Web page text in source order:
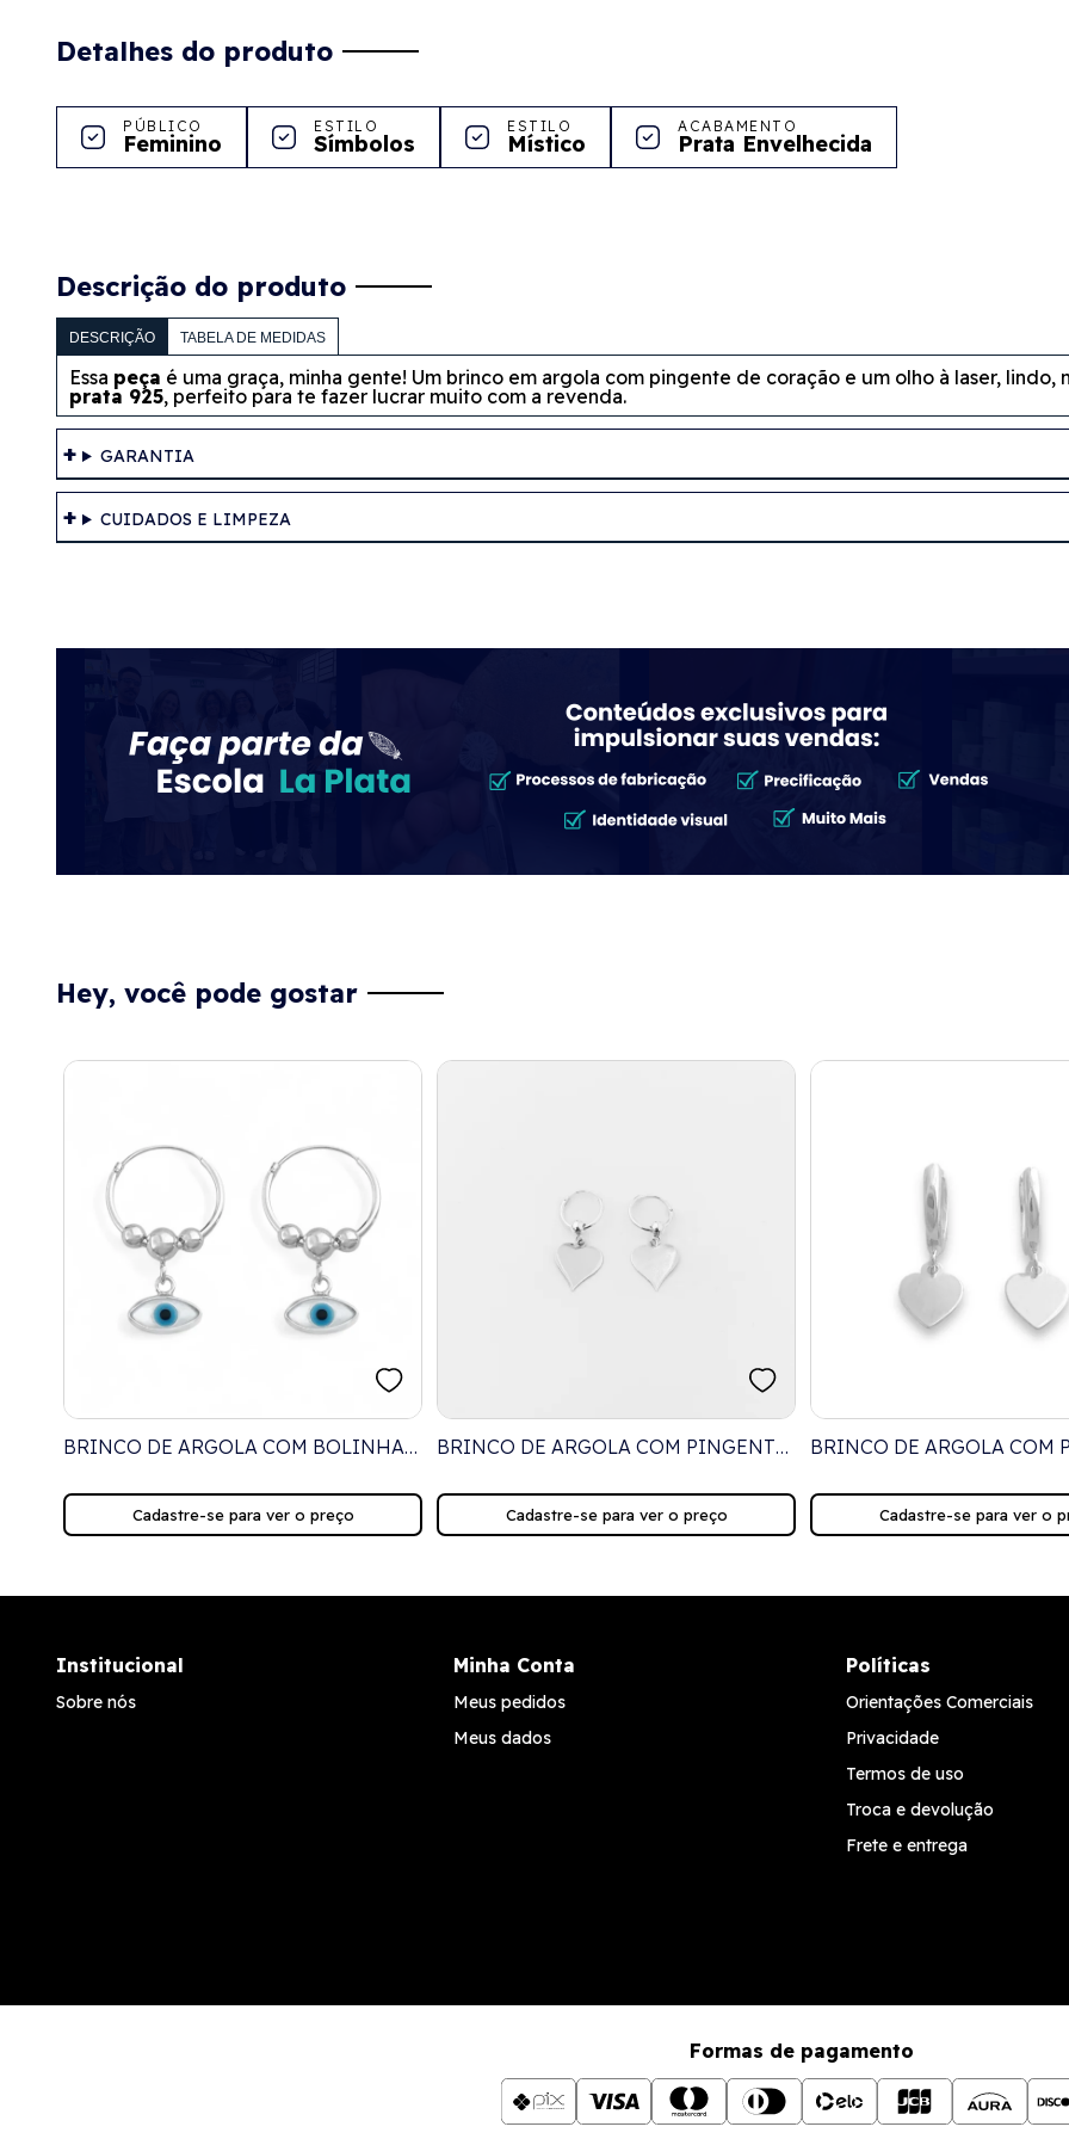
Detalhes do produto
PÚBLICO
Feminino
ESTILO
Símbolos
ESTILO
Místico
ACABAMENTO
Prata Envelhecida
Descrição do produto
DESCRIÇÃO TABELA DE MEDIDAS
Essa peça é uma graça, minha gente! Um brinco em argola com pingente de coração e um olho à laser,
prata 925, perfeito para te fazer lucrar muito com a revenda.
GARANTIA
CUIDADOS E LIMPEZA
Hey, você pode gostar
BRINCO DE ARGOLA COM BOLINHAS
NAVETE EM MADREPÉROLA
Cadastre-se para ver o preço
BRINCO DE ARGOLA COM PINGENTE
Cadastre-se para ver o preço
BRINCO DE ARGOLA COM
Cadastre-se para ver o
Institucional
Sobre nós
Minha Conta
Meus pedidos
Meus dados
Políticas
Orientações Comerciais
Privacidade
Termos de uso
Troca e devolução
Frete e entrega
Formas de pagamento